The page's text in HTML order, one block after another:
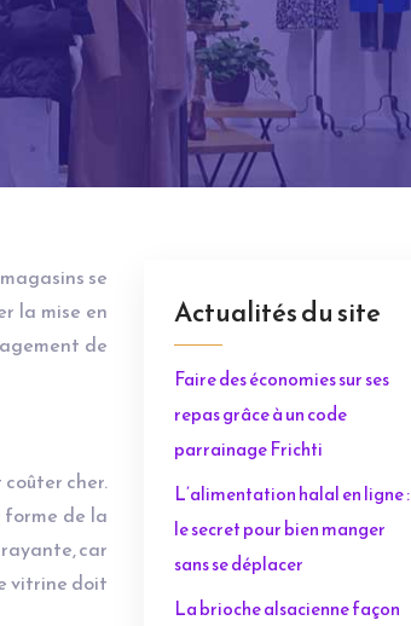
se
la mise en
de
cher.
forme de la
car
vitrine doit
Actualités du site
Faire des économies sur ses
repas grâce à un code
parrainage Frichti
L’alimentation halal en ligne :
le secret pour bien manger
sans se déplacer
La brioche alsacienne façon